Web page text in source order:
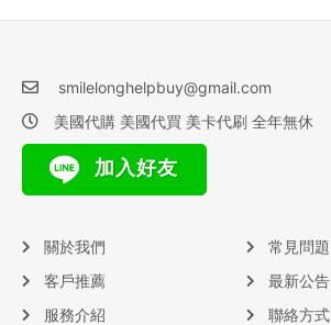
smilelonghelpbuy@gmail.com
美國代購 美國代買 美卡代刷 全年無休
加入好友
關於我們
客戶推薦
服務介紹
常見問題
最新公告
聯絡方式